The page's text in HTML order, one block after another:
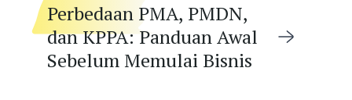
Perbedaan PMA, PMDN,
dan KPPA: Panduan Awal
Sebelum Memulai Bisnis